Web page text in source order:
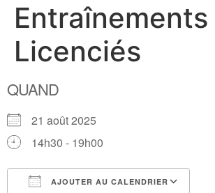
Entraînements
Licenciés
QUAND
21 août 2025
14h30 - 19h00
AJOUTER AU CALENDRIER